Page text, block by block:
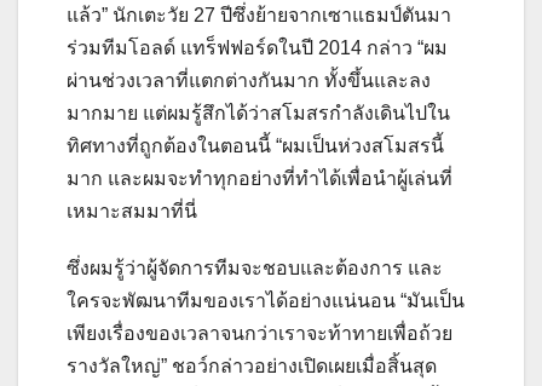
แล้ว” นักเตะวัย 27 ปีซึ่งย้ายจากเซาแธมป์ตันมา
ร่วมทีมโอลด์ แทร็ฟฟอร์ดในปี 2014 กล่าว “ผม
ผ่านช่วงเวลาที่แตกต่างกันมาก ทั้งขึ้นและลง
มากมาย แต่ผมรู้สึกได้ว่าสโมสรกำลังเดินไปใน
ทิศทางที่ถูกต้องในตอนนี้ “ผมเป็นห่วงสโมสรนี้
มาก และผมจะทำทุกอย่างที่ทำได้เพื่อนำผู้เล่นที่
เหมาะสมมาที่นี่
ซึ่งผมรู้ว่าผู้จัดการทีมจะชอบและต้องการ และ
ใครจะพัฒนาทีมของเราได้อย่างแน่นอน “มันเป็น
เพียงเรื่องของเวลาจนกว่าเราจะท้าทายเพื่อถ้วย
รางวัลใหญ่” ชอว์กล่าวอย่างเปิดเผยเมื่อสิ้นสุด